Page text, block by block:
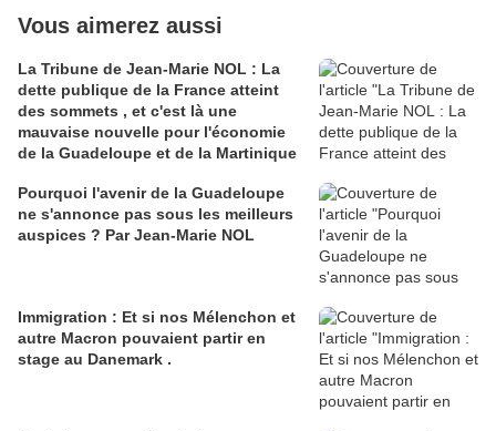
Vous aimerez aussi
La Tribune de Jean-Marie NOL : La
dette publique de la France atteint
des sommets , et c'est là une
mauvaise nouvelle pour l'économie
de la Guadeloupe et de la Martinique
Pourquoi l'avenir de la Guadeloupe
ne s'annonce pas sous les meilleurs
auspices ? Par Jean-Marie NOL
Immigration : Et si nos Mélenchon et
autre Macron pouvaient partir en
stage au Danemark .